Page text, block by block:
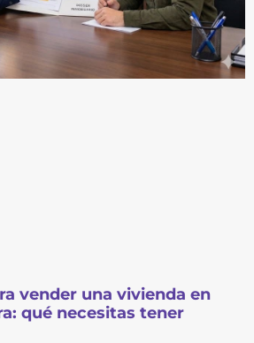
vender una vivienda en
qué necesitas tener